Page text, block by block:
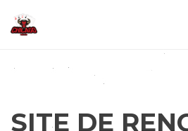
SITE DE